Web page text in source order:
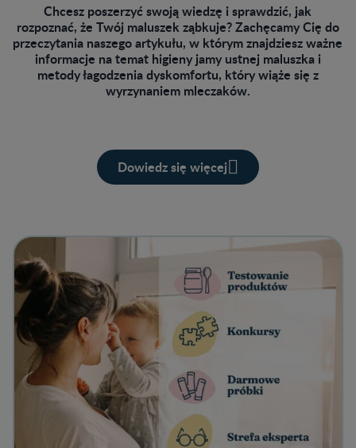
Chcesz poszerzyć swoją wiedzę i sprawdzić, jak
rozpoznać, że Twój maluszek ząbkuje? Zachęcamy Cię do
przeczytania naszego artykułu, w którym znajdziesz ważne
informacje na temat higieny jamy ustnej maluszka i
metody łagodzenia dyskomfortu, który wiąże się z
wyrzynaniem mleczaków.
Dowiedz się więcej